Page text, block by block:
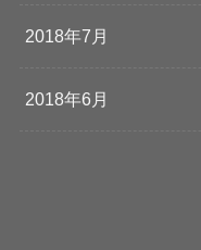
2018年7月
2018年6月